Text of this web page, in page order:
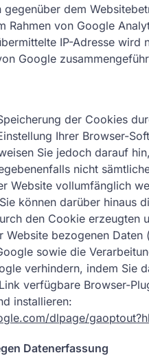
gegenüber dem
Rahmen von Google
IP-Adresse wird
Google
der Cookies
Ihrer Browser-
Sie jedoch darauf
nicht
Website vollumfänglich
können darüber hinaus
den Cookie erzeugten
Website bezogenen Daten
sowie die
verhindern, indem Sie
verfügbare Browser-
installieren:
dlpage/
Datenerfassung